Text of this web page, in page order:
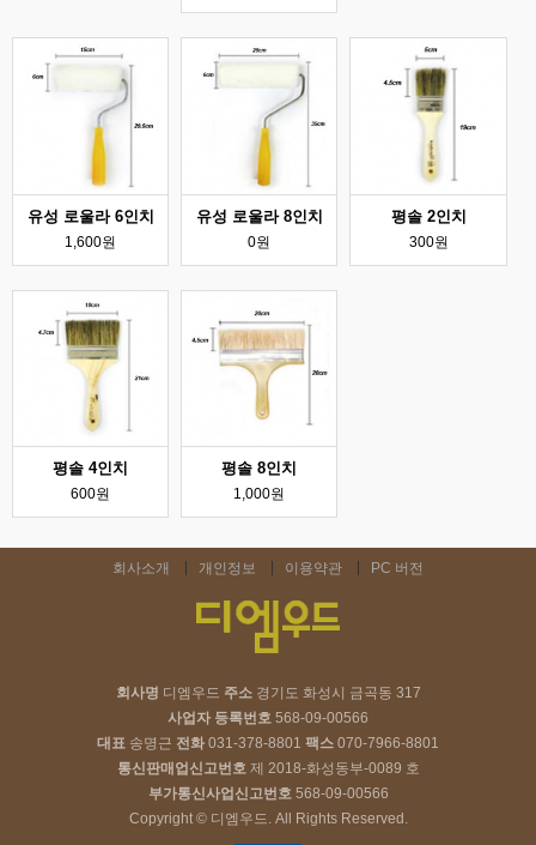
유성 로울라 6인치
1,600원
유성 로울라 8인치
0원
평솔 2인치
300원
평솔 4인치
600원
평솔 8인치
1,000원
회사소개 개인정보 이용약관 PC 버전
회사명 디엠우드 주소경기도 화성시 금곡동 317
사업자 등록번호 568-09-00566
대표 송명근 전화 031-378-8801 팩스 070-7966-8801
통신판매업신고번호 제 2018-화성동부-0089 호
부가통신사업신고번호 568-09-00566
Copyright © 디엠우드. All Rights Reserved.